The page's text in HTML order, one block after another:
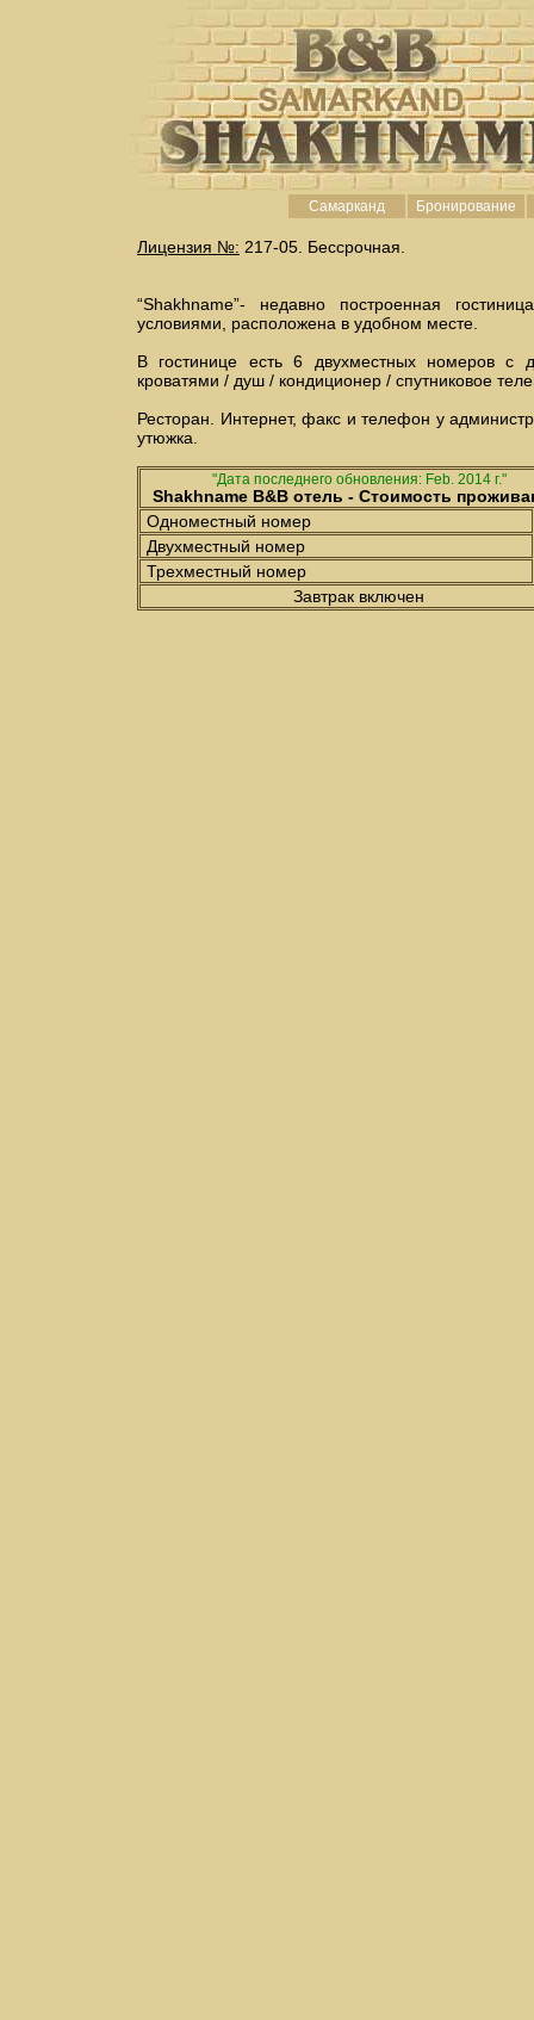
Самарканд Бронирование
Лицензия №: 217-05. Бессрочная.
“Shakhname”- недавно построенная
условиями, расположена в удобном месте.
В гостинице есть 6 двухместных номеров с
кроватями / душ / кондиционер / спутниковое
Ресторан. Интернет, факс и телефон у
утюжка.
"Дата последнего обновления: Feb. 2014 г."
Shakhname B&B отель - Стоимость
Одноместный номер
Двухместный номер
Трехместный номер
Завтрак включен